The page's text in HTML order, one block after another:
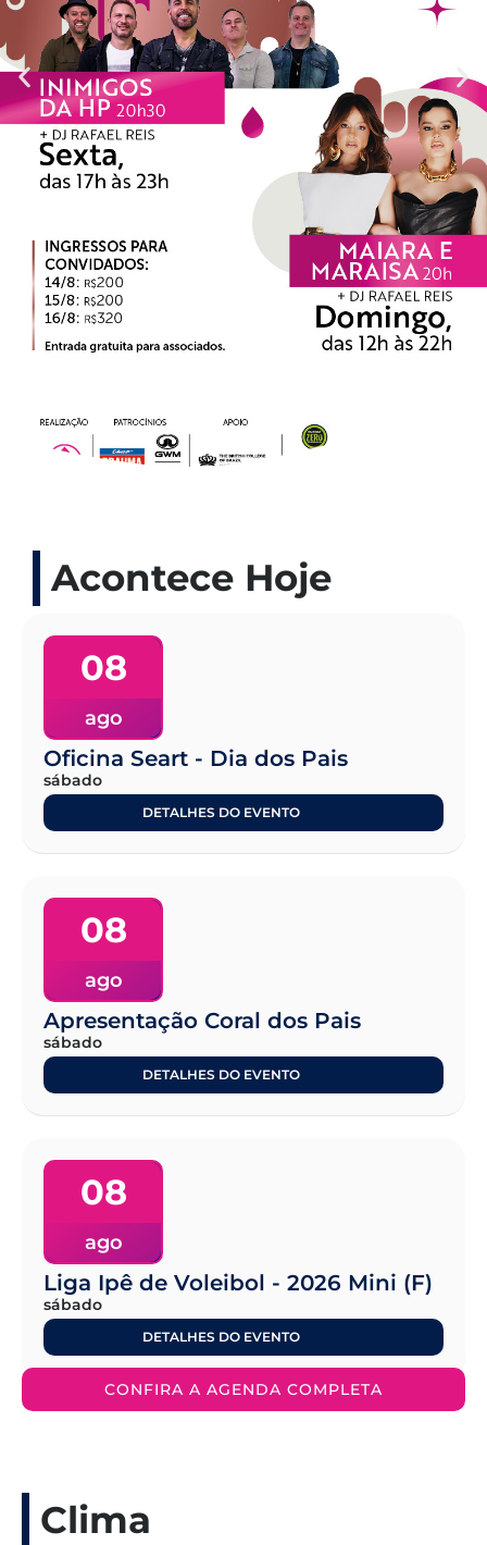
Acontece Hoje
08
ago
Oficina Seart - Dia dos Pais
sábado
DETALHES DO EVENTO
08
ago
Apresentação Coral dos Pais
sábado
DETALHES DO EVENTO
08
ago
Liga Ipê de Voleibol - 2026 Mini (F)
sábado
DETALHES DO EVENTO
CONFIRA A AGENDA COMPLETA
Clima